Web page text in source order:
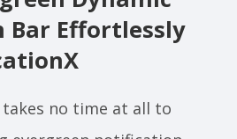
Effortlessly
takes no time at all to